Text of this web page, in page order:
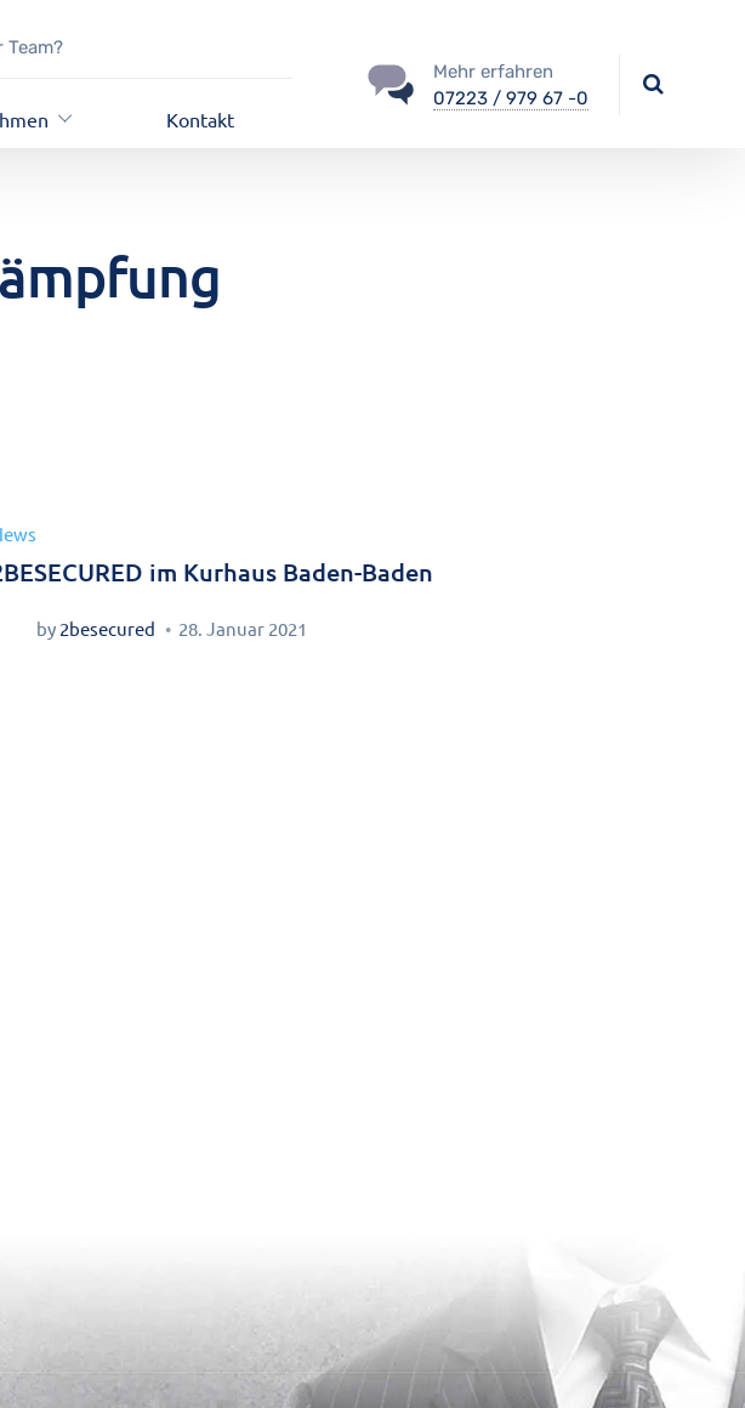
Kontakt
Mehr erfahren
07223 / 979 67 -0
im Kurhaus Baden-Baden
by 2besecured 28. Januar 2021